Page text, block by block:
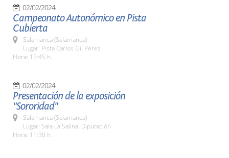
02/02/2024
Campeonato Autonómico en Pista
Cubierta
Salamanca (Salamanca)
Lugar: Pista Carlos Gil Pérez
Hora: 15:45 h.
02/02/2024
Presentación de la exposición
"Sororidad"
Salamanca (Salamanca)
Lugar: Sala La Salina. Diputación
Hora: 11:30 h.